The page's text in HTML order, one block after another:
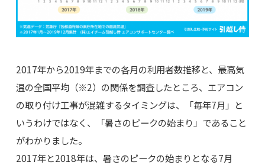
2017年から2019年までの各月の利用者数推移と、最高気
温の全国平均（※2）の関係を調査したところ、エアコン
の取り付け工事が混雑するタイミングは、「毎年7月」と
いうわけではなく、「暑さのピークの始まり」であること
がわかりました。
2017年と2018年は、暑さのピークの始まりとなる7月